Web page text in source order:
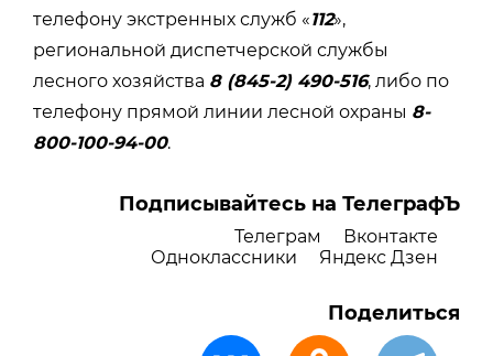
телефону экстренных служб «112»,
региональной диспетчерской службы
лесного хозяйства 8 (845-2) 490-516, либо по
телефону прямой линии лесной охраны 8-
800-100-94-00.
Подписывайтесь на ТелеграфЪ
Телеграм
Вконтакте
Одноклассники
Яндекс Дзен
Поделиться